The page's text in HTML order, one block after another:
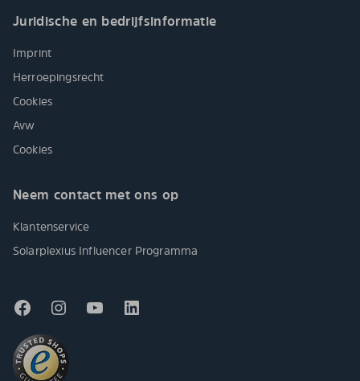
Juridische en bedrijfsinformatie
Imprint
Herroepingsrecht
Cookies
Avw
Cookies
Neem contact met ons op
Klantenservice
Solarplexius Influencer Programma